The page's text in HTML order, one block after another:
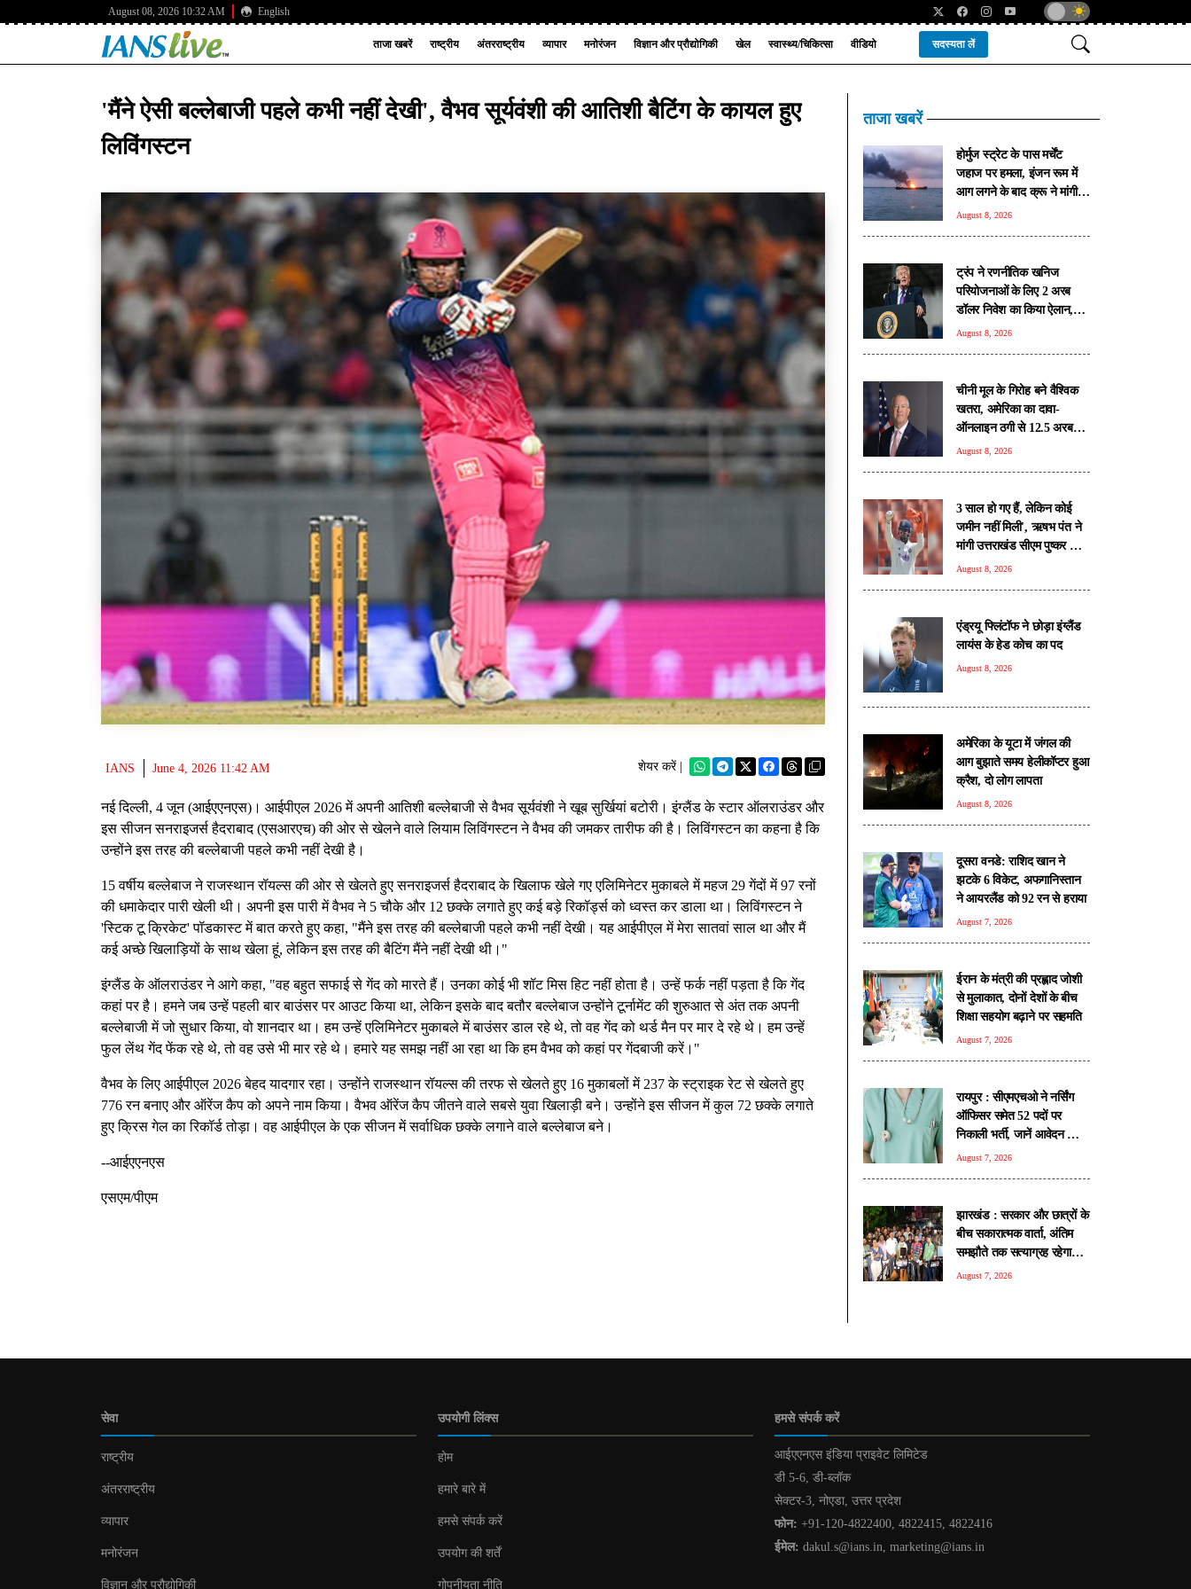
August 08, 2026 10:32 AM English
ताजा खबरें राष्ट्रीय अंतरराष्ट्रीय व्यापार मनोरंजन विज्ञान और प्रौद्योगिकी खेल स्वास्थ्य/चिकित्सा वीडियो सदस्यता लें
'मैंने ऐसी बल्लेबाजी पहले कभी नहीं देखी', वैभव सूर्यवंशी की आतिशी बैटिंग के कायल हुए
लिविंगस्टन
IANS June 4, 2026 11:42 AM शेयर करें |
नई दिल्ली, 4 जून (आईएएनएस)। आईपीएल 2026 में अपनी आतिशी बल्लेबाजी से वैभव सूर्यवंशी ने खूब सुर्खियां बटोरी। इंग्लैंड के स्टार ऑलराउंडर और
इस सीजन सनराइजर्स हैदराबाद (एसआरएच) की ओर से खेलने वाले लियाम लिविंगस्टन ने वैभव की जमकर तारीफ की है। लिविंगस्टन का कहना है कि
उन्होंने इस तरह की बल्लेबाजी पहले कभी नहीं देखी है।
15 वर्षीय बल्लेबाज ने राजस्थान रॉयल्स की ओर से खेलते हुए सनराइजर्स हैदराबाद के खिलाफ खेले गए एलिमिनेटर मुकाबले में महज 29 गेंदों में 97 रनों
की धमाकेदार पारी खेली थी। अपनी इस पारी में वैभव ने 5 चौके और 12 छक्के लगाते हुए कई बड़े रिकॉर्ड्स को ध्वस्त कर डाला था। लिविंगस्टन ने
'स्टिक टू क्रिकेट' पॉडकास्ट में बात करते हुए कहा, "मैंने इस तरह की बल्लेबाजी पहले कभी नहीं देखी। यह आईपीएल में मेरा सातवां साल था और मैं
कई अच्छे खिलाड़ियों के साथ खेला हूं, लेकिन इस तरह की बैटिंग मैंने नहीं देखी थी।"
इंग्लैंड के ऑलराउंडर ने आगे कहा, "वह बहुत सफाई से गेंद को मारते हैं। उनका कोई भी शॉट मिस हिट नहीं होता है। उन्हें फर्क नहीं पड़ता है कि गेंद
कहां पर है। हमने जब उन्हें पहली बार बाउंसर पर आउट किया था, लेकिन इसके बाद बतौर बल्लेबाज उन्होंने टूर्नामेंट की शुरुआत से अंत तक अपनी
बल्लेबाजी में जो सुधार किया, वो शानदार था। हम उन्हें एलिमिनेटर मुकाबले में बाउंसर डाल रहे थे, तो वह गेंद को थर्ड मैन पर मार दे रहे थे। हम उन्हें
फुल लेंथ गेंद फेंक रहे थे, तो वह उसे भी मार रहे थे। हमारे यह समझ नहीं आ रहा था कि हम वैभव को कहां पर गेंदबाजी करें।"
वैभव के लिए आईपीएल 2026 बेहद यादगार रहा। उन्होंने राजस्थान रॉयल्स की तरफ से खेलते हुए 16 मुकाबलों में 237 के स्ट्राइक रेट से खेलते हुए
776 रन बनाए और ऑरेंज कैप को अपने नाम किया। वैभव ऑरेंज कैप जीतने वाले सबसे युवा खिलाड़ी बने। उन्होंने इस सीजन में कुल 72 छक्के लगाते
हुए क्रिस गेल का रिकॉर्ड तोड़ा। वह आईपीएल के एक सीजन में सर्वाधिक छक्के लगाने वाले बल्लेबाज बने।
--आईएएनएस
एसएम/पीएम
ताजा खबरें
होर्मुज स्ट्रेट के पास मर्चेंट
जहाज पर हमला, इंजन रूम में
आग लगने के बाद क्रू ने मांगी
मदद
August 8, 2026
ट्रंप ने रणनीतिक खनिज
परियोजनाओं के लिए 2 अरब
डॉलर निवेश का किया ऐलान,
रक्षा सप्लाई चेन मजबूत करने पर
August 8, 2026
चीनी मूल के गिरोह बने वैश्विक
खतरा, अमेरिका का दावा-
ऑनलाइन ठगी से 12.5 अरब
डॉलर का नुकसान
August 8, 2026
3 साल हो गए हैं, लेकिन कोई
जमीन नहीं मिली', ऋषभ पंत ने
मांगी उत्तराखंड सीएम पुष्कर सिंह
धामी से मदद
August 8, 2026
एंड्रयू फ्लिंटॉफ ने छोड़ा इंग्लैंड
लायंस के हेड कोच का पद
August 8, 2026
अमेरिका के यूटा में जंगल की
आग बुझाते समय हेलीकॉप्टर हुआ
क्रैश, दो लोग लापता
August 8, 2026
दूसरा वनडे: राशिद खान ने
झटके 6 विकेट, अफगानिस्तान
ने आयरलैंड को 92 रन से हराया
August 7, 2026
ईरान के मंत्री की प्रह्लाद जोशी
से मुलाकात, दोनों देशों के बीच
शिक्षा सहयोग बढ़ाने पर सहमति
August 7, 2026
रायपुर : सीएमएचओ ने नर्सिंग
ऑफिसर समेत 52 पदों पर
निकाली भर्ती, जानें आवेदन की
सभी शर्तें
August 7, 2026
झारखंड : सरकार और छात्रों के
बीच सकारात्मक वार्ता, अंतिम
समझौते तक सत्याग्रह रहेगा
जारी
August 7, 2026
सेवा
राष्ट्रीय
अंतरराष्ट्रीय
व्यापार
मनोरंजन
विज्ञान और प्रौद्योगिकी
उपयोगी लिंक्स
होम
हमारे बारे में
हमसे संपर्क करें
उपयोग की शर्तें
गोपनीयता नीति
हमसे संपर्क करें
आईएएनएस इंडिया प्राइवेट लिमिटेड
डी 5-6, डी-ब्लॉक
सेक्टर-3, नोएडा, उत्तर प्रदेश
फोन: +91-120-4822400, 4822415, 4822416
ईमेल: dakul.s@ians.in, marketing@ians.in